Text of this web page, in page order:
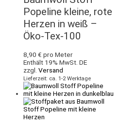
Popeline kleine, rote
Herzen in weiß –
Öko-Tex-100
8,90 € pro Meter
Enthält 19% MwSt. DE
zzgl. Versand
Lieferzeit: ca. 1-2 Werktage